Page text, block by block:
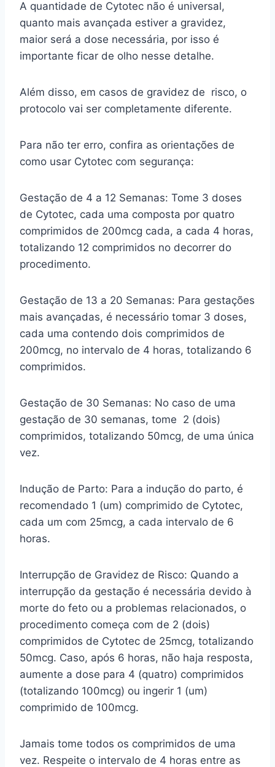
A quantidade de Cytotec não é universal,
quanto mais avançada estiver a gravidez,
maior será a dose necessária, por isso é
importante ficar de olho nesse detalhe.
Além disso, em casos de gravidez de risco, o
protocolo vai ser completamente diferente.
Para não ter erro, confira as orientações de
como usar Cytotec com segurança:
Gestação de 4 a 12 Semanas: Tome 3 doses
de Cytotec, cada uma composta por quatro
comprimidos de 200mcg cada, a cada 4 horas,
totalizando 12 comprimidos no decorrer do
procedimento.
Gestação de 13 a 20 Semanas: Para gestações
mais avançadas, é necessário tomar 3 doses,
cada uma contendo dois comprimidos de
200mcg, no intervalo de 4 horas, totalizando 6
comprimidos.
Gestação de 30 Semanas: No caso de uma
gestação de 30 semanas, tome 2 (dois)
comprimidos, totalizando 50mcg, de uma única
vez.
Indução de Parto: Para a indução do parto, é
recomendado 1 (um) comprimido de Cytotec,
cada um com 25mcg, a cada intervalo de 6
horas.
Interrupção de Gravidez de Risco: Quando a
interrupção da gestação é necessária devido à
morte do feto ou a problemas relacionados, o
procedimento começa com de 2 (dois)
comprimidos de Cytotec de 25mcg, totalizando
50mcg. Caso, após 6 horas, não haja resposta,
aumente a dose para 4 (quatro) comprimidos
(totalizando 100mcg) ou ingerir 1 (um)
comprimido de 100mcg.
Jamais tome todos os comprimidos de uma
vez. Respeite o intervalo de 4 horas entre as